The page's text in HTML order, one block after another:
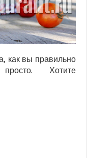
как вы правильно
Хотите